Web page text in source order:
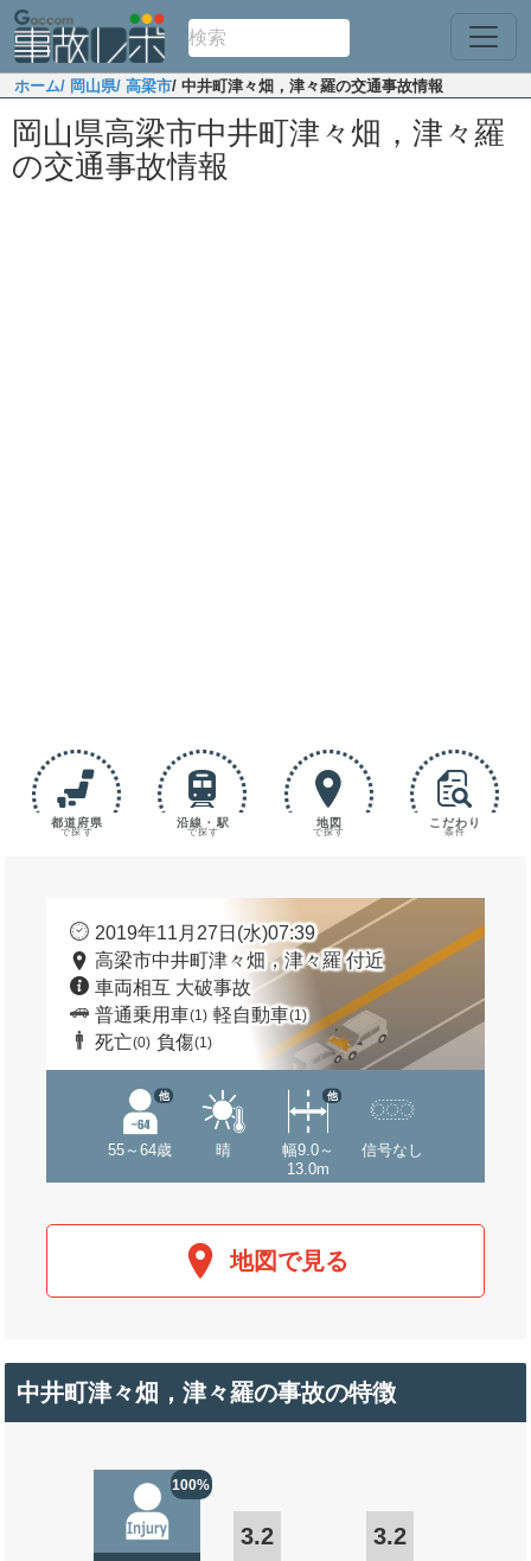
ホーム/ 岡山県/ 高梁市/ 中井町津々畑，津々羅の交通事故情報
岡山県高梁市中井町津々畑，津々羅
の交通事故情報
都道府県
で探す
沿線・駅
で探す
地図
で探す
こだわり
条件
2019年11月27日(水)07:39
高梁市中井町津々畑，津々羅 付近
車両相互 大破事故
普通乗用車(1) 軽自動車(1)
死亡(0) 負傷(1)
55～64歳
他
晴
幅9.0～
13.0m
他
信号なし
地図で見る
中井町津々畑，津々羅の事故の特徴
100%
3.2 3.2